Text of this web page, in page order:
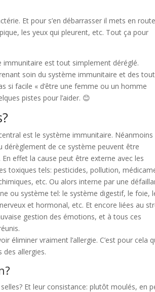
Et pour s’en débarrasser il mets en
les yeux qui pleurent, etc. Tout ça pour
immunitaire est tout simplement déréglé.
soin du système immunitaire et des
si facile « d’être une femme ou un homme
pistes pour l’aider. 😊
est le système immunitaire. Néanmoins
dérèglement de ce système peuvent être
En effet la cause peut être externe avec les
toxiques tels: pesticides, pollution,
etc. Ou alors interne par une
ou système tel: le système digestif, le foie,
et hormonal, etc. Et encore liées au
gestion des émotions, et à tous ces
éliminer vraiment l’allergie. C’est pour cela
des allergies.
Et leur consistance: plutôt moulés, en